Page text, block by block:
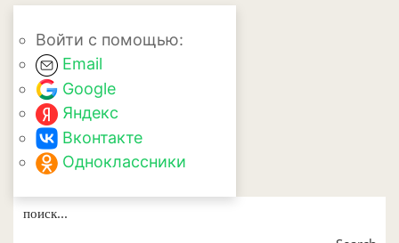
Войти с помощью:
Email
Google
Яндекс
Вконтакте
Одноклассники